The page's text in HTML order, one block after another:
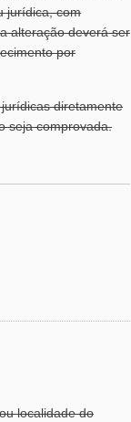
jurídica, com
alteração deverá ser
por
diretamente
seja comprovada.
localidade do